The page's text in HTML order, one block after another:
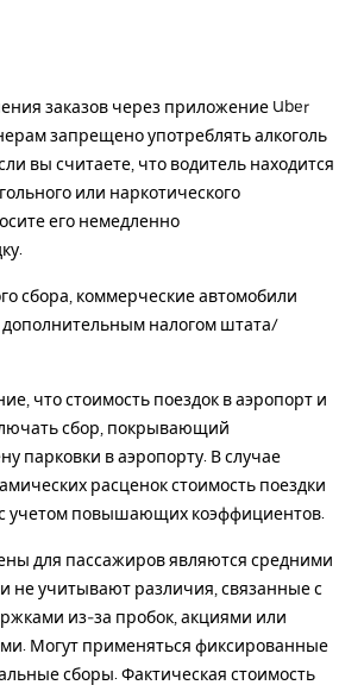
заказов через приложение Uber
запрещено употреблять алкоголь
вы считаете, что водитель находится
или наркотического
его немедленно
сбора, коммерческие автомобили
дополнительным налогом штата/
что стоимость поездок в аэропорт и
сбор, покрывающий
парковки в аэропорту. В случае
расценок стоимость поездки
учетом повышающих коэффициентов.
для пассажиров являются средними
и не учитывают различия, связанные с
из-за пробок, акциями или
Могут применяться фиксированные
сборы. Фактическая стоимость